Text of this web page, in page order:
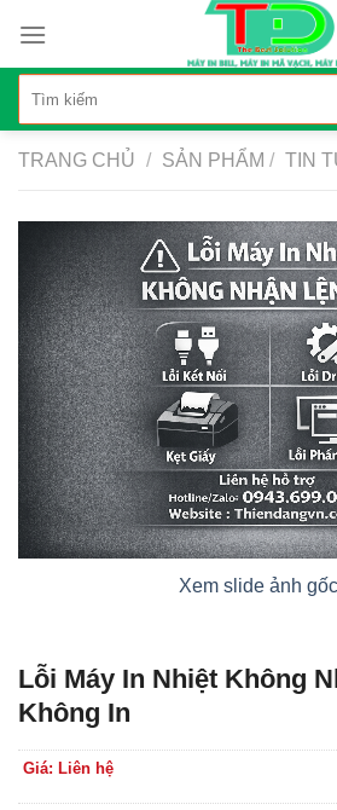
content
TRANG CHỦ / SẢN PHẨM / TIN
Xem slide ảnh gốc
Lỗi Máy In Nhiệt Không
Không In
Giá: Liên hệ